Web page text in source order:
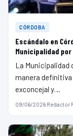
CÓRDOBA
Escándalo en
Municipalidad
La Municipalidad
manera definitiva
exconcejal y…
09/06/2026·Redactor